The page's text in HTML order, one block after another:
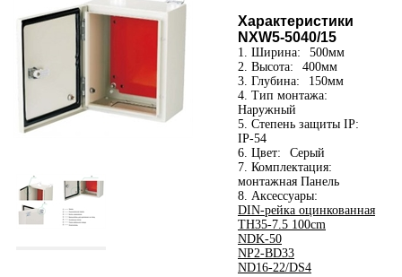
Характеристики
NXW5-5040/15
1. Ширина:
500мм
2. Высота:
400мм
3. Глубина:
150мм
4. Тип монтажа:
Наружный
5. Степень защиты IP:
IP-54
6. Цвет:
Серый
7. Комплектация:
монтажная Панель
8. Аксессуары:
DIN-рейка оцинкованная
TH35-7.5 100cm
NDK-50
NP2-BD33
ND16-22/DS4